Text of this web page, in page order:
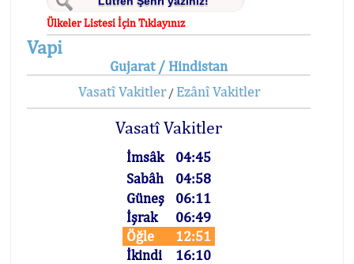
Ülkeler Listesi İçin Tıklayınız
Vapi
Gujarat / Hindistan
Vasatî Vakitler/ Ezânî Vakitler
Vasatî Vakitler
İmsâk
04:45
Sabâh
04:58
Güneş
06:11
İşrak
06:49
Öğle
12:51
İkindi
16:10